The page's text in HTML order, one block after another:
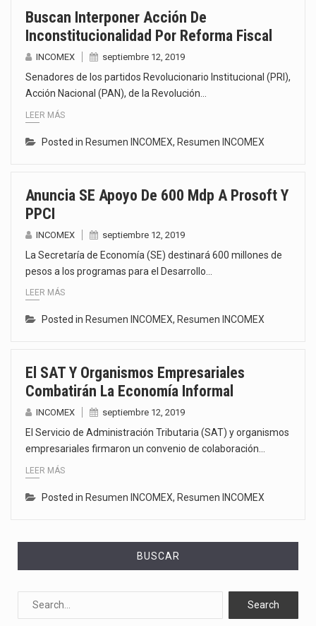
Buscan Interponer Acción De
Inconstitucionalidad Por Reforma Fiscal
INCOMEX septiembre 12, 2019
Senadores de los partidos Revolucionario Institucional (PRI),
Acción Nacional (PAN), de la Revolución…
LEER MÁS
Posted in Resumen INCOMEX, Resumen INCOMEX
Anuncia SE Apoyo De 600 Mdp A Prosoft Y
PPCI
INCOMEX septiembre 12, 2019
La Secretaría de Economía (SE) destinará 600 millones de
pesos a los programas para el Desarrollo…
LEER MÁS
Posted in Resumen INCOMEX, Resumen INCOMEX
El SAT Y Organismos Empresariales
Combatirán La Economía Informal
INCOMEX septiembre 12, 2019
El Servicio de Administración Tributaria (SAT) y organismos
empresariales firmaron un convenio de colaboración…
LEER MÁS
Posted in Resumen INCOMEX, Resumen INCOMEX
BUSCAR